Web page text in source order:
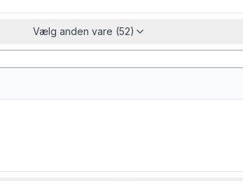
Vælg anden vare (52)